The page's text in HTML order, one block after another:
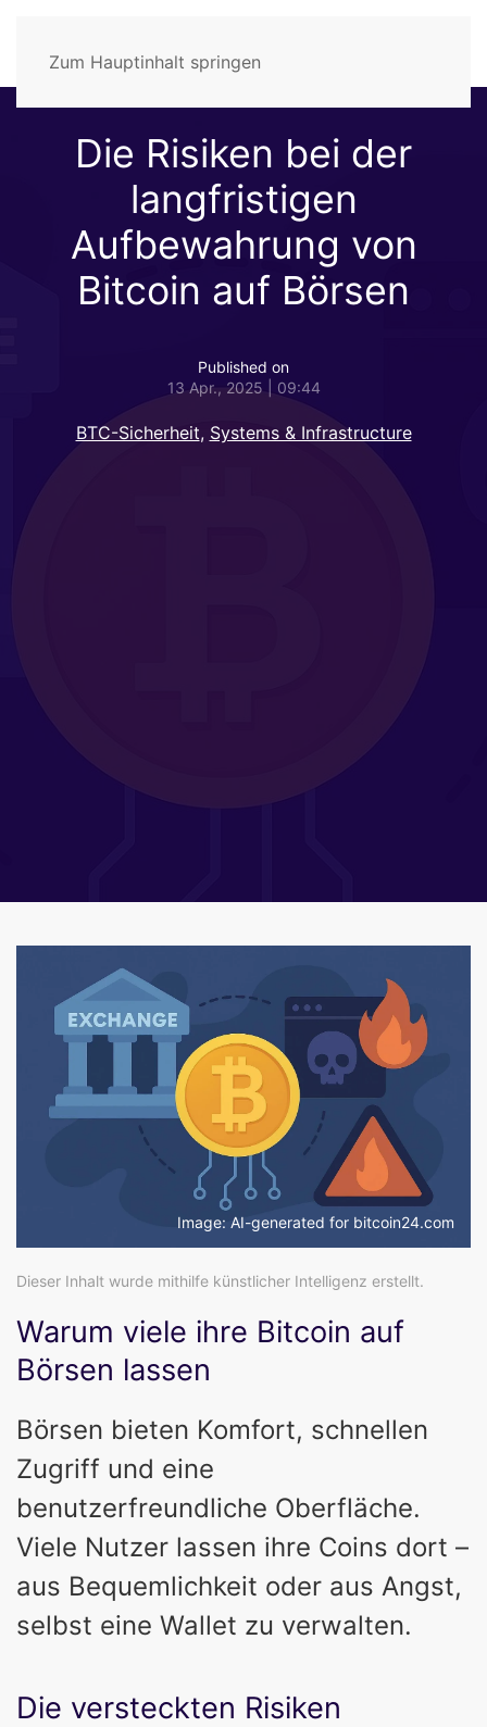
Zum Hauptinhalt springen
Die Risiken bei der
langfristigen
Aufbewahrung von
Bitcoin auf Börsen
Published on
13 Apr., 2025 | 09:44
BTC-Sicherheit, Systems & Infrastructure
Image: AI-generated for bitcoin24.com
Dieser Inhalt wurde mithilfe künstlicher Intelligenz erstellt.
Warum viele ihre Bitcoin auf
Börsen lassen
Börsen bieten Komfort, schnellen
Zugriff und eine
benutzerfreundliche Oberfläche.
Viele Nutzer lassen ihre Coins dort –
aus Bequemlichkeit oder aus Angst,
selbst eine Wallet zu verwalten.
Die versteckten Risiken